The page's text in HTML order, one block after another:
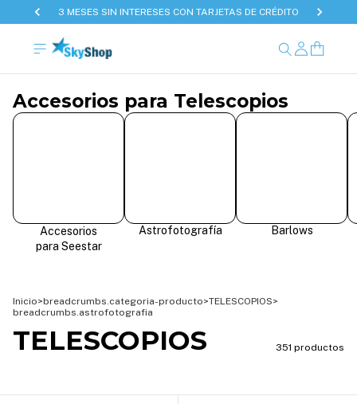
3 MESES SIN INTERESES CON TARJETAS DE CRÉDITO
Accesorios para Telescopios
Accesorios
para Seestar
Astrofotografía Barlows
Inicio>breadcrumbs.categoria-producto>TELESCOPIOS>
breadcrumbs.astrofotografia
TELESCOPIOS 351 productos